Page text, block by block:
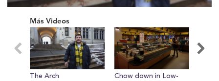
seconds
seconds
Más Videos
The Arch
Chow down in Low-